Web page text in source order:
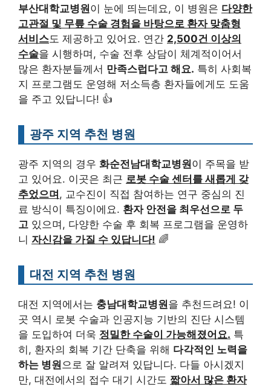
부산대학교병원이 눈에 띄는데요, 이 병원은 다양한
고관절 및 무릎 수술 경험을 바탕으로 환자 맞춤형
서비스도 제공하고 있어요. 연간 2,500건 이상의
수술을 시행하며, 수술 전후 상담이 체계적이어서
많은 환자분들께서 만족스럽다고 해요. 특히 사회복
지 프로그램도 운영해 저소득층 환자들에게도 도움
을 주고 있답니다! 👍
광주 지역 추천 병원
광주 지역의 경우 화순전남대학교병원이 주목을 받
고 있어요. 이곳은 최근 로봇 수술 센터를 새롭게 갖
추었으며 , 교수진이 직접 참여하는 연구 중심의 진
료 방식이 특징이에요. 환자 안전을 최우선으로 두
고 있으며, 다양한 수술 후 회복 프로그램을 운영하
니 자신감을 가질 수 있답니다! 🌈
대전 지역 추천 병원
대전 지역에서는 충남대학교병원을 추천드려요! 이
곳 역시 로봇 수술과 인공지능 기반의 진단 시스템
을 도입하여 더욱 정밀한 수술이 가능해졌어요. 특
히, 환자의 회복 기간 단축을 위해 다각적인 노력을
하는 병원으로 잘 알려져 있답니다. 다들 아시겠지
만, 대전에서의 접수 대기 시간도 짧아서 많은 환자